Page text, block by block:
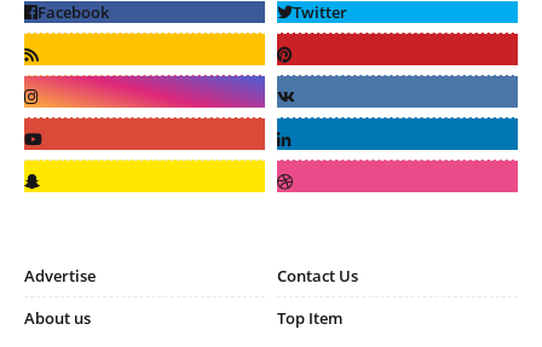
Advertise
Contact Us
About us
Top Item